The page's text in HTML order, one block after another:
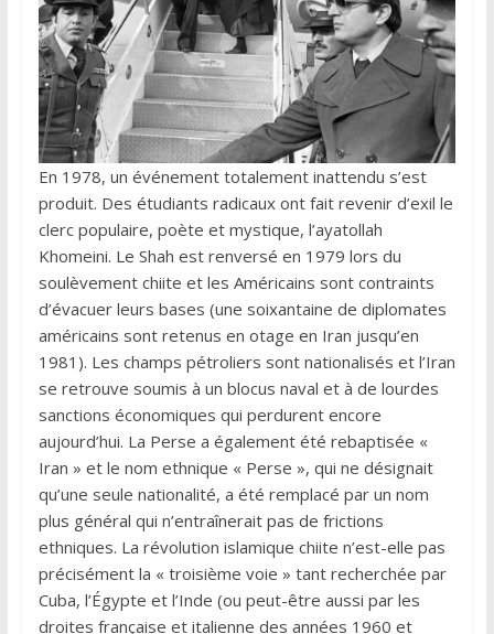
En 1978, un événement totalement inattendu s’est
produit. Des étudiants radicaux ont fait revenir d’exil le
clerc populaire, poète et mystique, l’ayatollah
Khomeini. Le Shah est renversé en 1979 lors du
soulèvement chiite et les Américains sont contraints
d’évacuer leurs bases (une soixantaine de diplomates
américains sont retenus en otage en Iran jusqu’en
1981). Les champs pétroliers sont nationalisés et l’Iran
se retrouve soumis à un blocus naval et à de lourdes
sanctions économiques qui perdurent encore
aujourd’hui. La Perse a également été rebaptisée «
Iran » et le nom ethnique « Perse », qui ne désignait
qu’une seule nationalité, a été remplacé par un nom
plus général qui n’entraînerait pas de frictions
ethniques. La révolution islamique chiite n’est-elle pas
précisément la « troisième voie » tant recherchée par
Cuba, l’Égypte et l’Inde (ou peut-être aussi par les
droites française et italienne des années 1960 et